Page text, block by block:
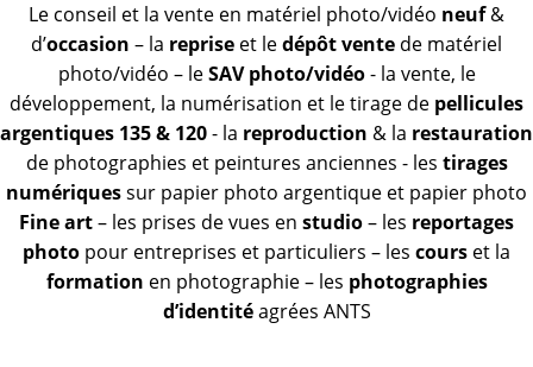
Le conseil et la vente en matériel photo/vidéo neuf&
d’occasion – la reprise et ledépôt vente de matériel
photo/vidéo – leSAV photo/vidéo- la vente, le
développement, la numérisation et le tirage de pellicules
argentiques 135 & 120- la reproduction & la restauration
de photographies et peintures anciennes - les tirages
numériquessur papier photo argentique et papier photo
Fine art– les prises de vues en studio– les reportages
photo pour entreprises et particuliers – les cours et la
formation en photographie – les photographies
d’identitéagrées ANTS